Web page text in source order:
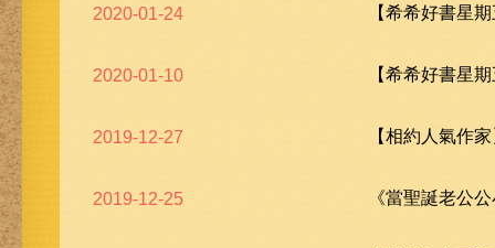
2020-01-24 【希希好書星
2020-01-10 【希希好書星
2019-12-27 【相約人氣作
2019-12-25 《當聖誕老公